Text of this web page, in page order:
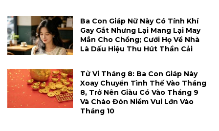
Ba Con Giáp Nữ Này Có Tính Khí
Gay Gắt Nhưng Lại Mang Lại May
Mắn Cho Chồng; Cưới Họ Về Nhà
Là Dấu Hiệu Thu Hút Thần Cải
Tử Vi Tháng 8: Ba Con Giáp Này
Xoay Chuyển Tình Thế Vào Tháng
8, Trở Nên Giàu Có Vào Tháng 9
Và Chào Đón Niềm Vui Lớn Vào
Tháng 10